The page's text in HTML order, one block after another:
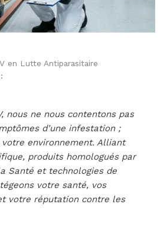
en Lutte Antiparasitaire
nous ne nous contentons pas
d’une infestation ;
votre environnement. Alliant
produits homologués par
Santé et technologies de
votre santé, vos
votre réputation contre les